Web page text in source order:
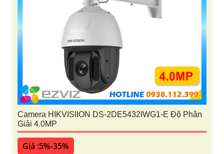
Camera HIKVISIION DS-2DE5432IWG1-E Độ Phân
Giải 4.0MP
Giá :5%-35%